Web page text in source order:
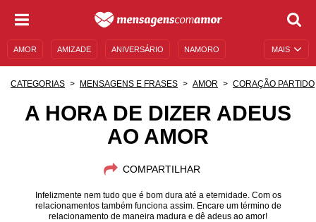
MAIS
AMOR AMIZADE ANIVERSÁRIO NAMORO
MENSAGENS DE ANIVERSÁRIO
CATEGORIAS MENSAGENS E FRASES AMOR CORAÇÃO PARTIDO
A HORA DE DIZER ADEUS
AO AMOR
COMPARTILHAR
Infelizmente nem tudo que é bom dura até a eternidade. Com os
relacionamentos também funciona assim. Encare um término de
relacionamento de maneira madura e dê adeus ao amor!